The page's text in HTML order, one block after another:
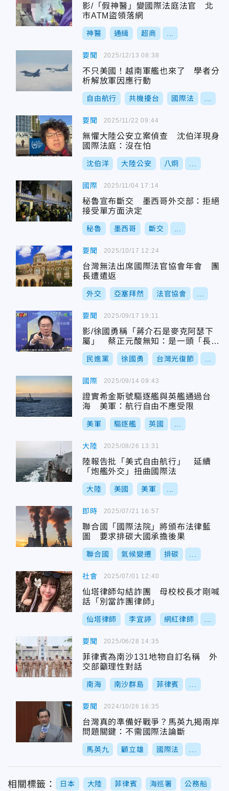
影/「假神醫」變國際法庭法官 北
市ATM盜領落網
神醫 通緝 超商
要聞
不只美國！越南軍艦也來了 學者分
析解放軍因應行動
自由航行 共機擾台 國際法
2025/12/13 08:38
要聞
無懼大陸公安立案偵查 沈伯洋現身
國際法庭：沒在怕
沈伯洋 大陸公安 八炯
2025/11/22 09:44
國際
秘魯宣布斷交 墨西哥外交部：拒絕
接受單方面決定
秘魯 墨西哥 斷交
2025/11/04 17:14
要聞
台灣無法出席國際法官協會年會 團
長遭遣返
外交 亞塞拜然 法官協會
2025/10/17 12:24
要聞
影/徐國勇稱「蔣介石是麥克阿瑟下
屬」 蔡正元酸無知：是一頭「長毛
象」！
民進黨 徐國勇 台灣光復節
2025/09/17 19:11
國際
證實希金斯號驅逐艦與英艦通過台
海 美軍：航行自由不應受限
美軍 驅逐艦 英國
2025/09/14 09:43
大陸
陸報告批「美式自由航行」 延續
「炮艦外交」扭曲國際法
大陸 美國 美軍
2025/08/26 13:31
即時
聯合國「國際法院」將頒布法律藍
圖 要求排碳大國承擔後果
聯合國 氣候變遷 排碳
2025/07/21 16:57
社會
仙塔律師勾結詐團 母校校長才剛喊
話「別當詐團律師」
仙塔律師 李宜諪 網紅律師
2025/07/01 12:40
要聞
菲律賓為南沙131地物自訂名稱 外
交部籲理性對話
南海 南沙群島 菲律賓
2025/06/28 14:35
要聞
台灣真的準備好戰爭？馬英九揭兩岸
問題關鍵：不需國際法論斷
馬英九 顧立雄 國際法
2024/10/26 16:35
相關標籤： 日本 大陸 菲律賓 海巡署 公務船